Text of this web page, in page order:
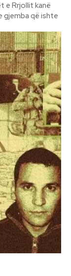
e Rrjollit kanë
gjemba që ishte